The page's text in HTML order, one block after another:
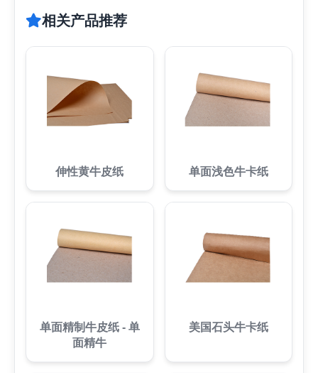
相关产品推荐
伸性黄牛皮纸 单面浅色牛卡纸
单面精制牛皮纸 - 单
面精牛
美国石头牛卡纸